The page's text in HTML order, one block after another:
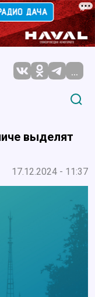
...
выделят
17.12.2024 - 11:37